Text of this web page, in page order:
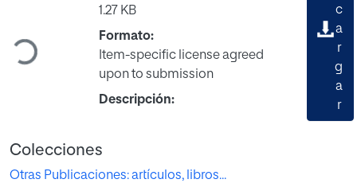
Cargando...
1.27 KB
Formato:
Item-specific license agreed
upon to submission
Descripción:
c
a
r
g
a
r
Colecciones
Otras Publicaciones: artículos, libros...